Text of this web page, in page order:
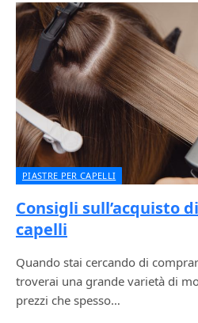
PIASTRE PER CAPELLI
Consigli sull’acquisto
capelli
Quando stai cercando di
troverai una grande varietà di
prezzi che spesso…